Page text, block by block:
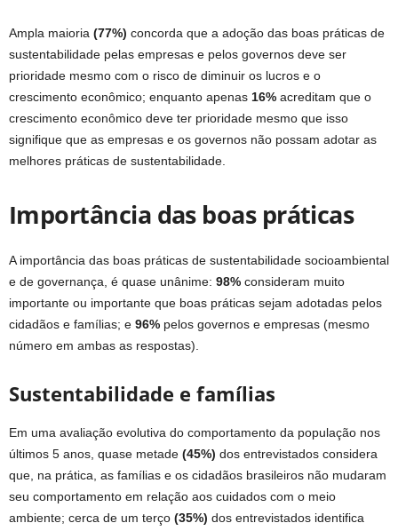
Ampla maioria (77%) concorda que a adoção das boas práticas de
sustentabilidade pelas empresas e pelos governos deve ser
prioridade mesmo com o risco de diminuir os lucros e o
crescimento econômico; enquanto apenas 16% acreditam que o
crescimento econômico deve ter prioridade mesmo que isso
signifique que as empresas e os governos não possam adotar as
melhores práticas de sustentabilidade.
Importância das boas práticas
A importância das boas práticas de sustentabilidade socioambiental
e de governança, é quase unânime: 98% consideram muito
importante ou importante que boas práticas sejam adotadas pelos
cidadãos e famílias; e 96% pelos governos e empresas (mesmo
número em ambas as respostas).
Sustentabilidade e famílias
Em uma avaliação evolutiva do comportamento da população nos
últimos 5 anos, quase metade (45%) dos entrevistados considera
que, na prática, as famílias e os cidadãos brasileiros não mudaram
seu comportamento em relação aos cuidados com o meio
ambiente; cerca de um terço (35%) dos entrevistados identifica